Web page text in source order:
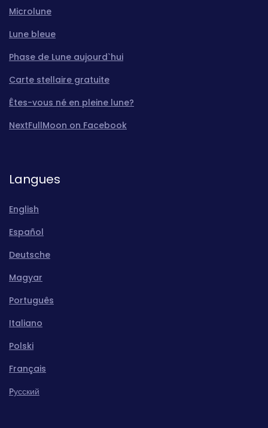
Microlune
Lune bleue
Phase de Lune aujourd`hui
Carte stellaire gratuite
Êtes-vous né en pleine lune?
NextFullMoon on Facebook
Langues
English
Español
Deutsche
Magyar
Português
Italiano
Polski
Français
Pусский